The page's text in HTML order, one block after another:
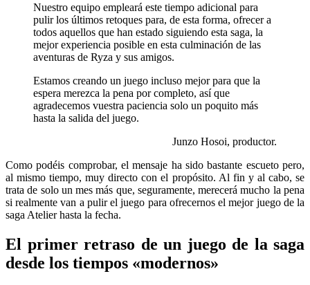
Nuestro equipo empleará este tiempo adicional para
pulir los últimos retoques para, de esta forma, ofrecer a
todos aquellos que han estado siguiendo esta saga, la
mejor experiencia posible en esta culminación de las
aventuras de Ryza y sus amigos.
Estamos creando un juego incluso mejor para que la
espera merezca la pena por completo, así que
agradecemos vuestra paciencia solo un poquito más
hasta la salida del juego.
Junzo Hosoi, productor.
Como podéis comprobar, el mensaje ha sido bastante escueto pero,
al mismo tiempo, muy directo con el propósito. Al fin y al cabo, se
trata de solo un mes más que, seguramente, merecerá mucho la pena
si realmente van a pulir el juego para ofrecernos el mejor juego de la
saga Atelier hasta la fecha.
El primer retraso de un juego de la saga
desde los tiempos «modernos»